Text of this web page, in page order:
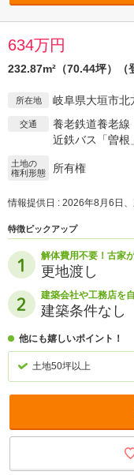
634万円
232.87m²（70.44坪）（
所在地 岐阜県大垣市北
交通
養老鉄道養老線
近鉄バス「曽根
土地の
権利形態
所有権
情報提供日 : 2026年8月6日
特徴ピックアップ
解体費用不要！古家
更地渡し
建築会社や工務店を
建築条件なし
他にも嬉しいポイント！
土地50坪以上